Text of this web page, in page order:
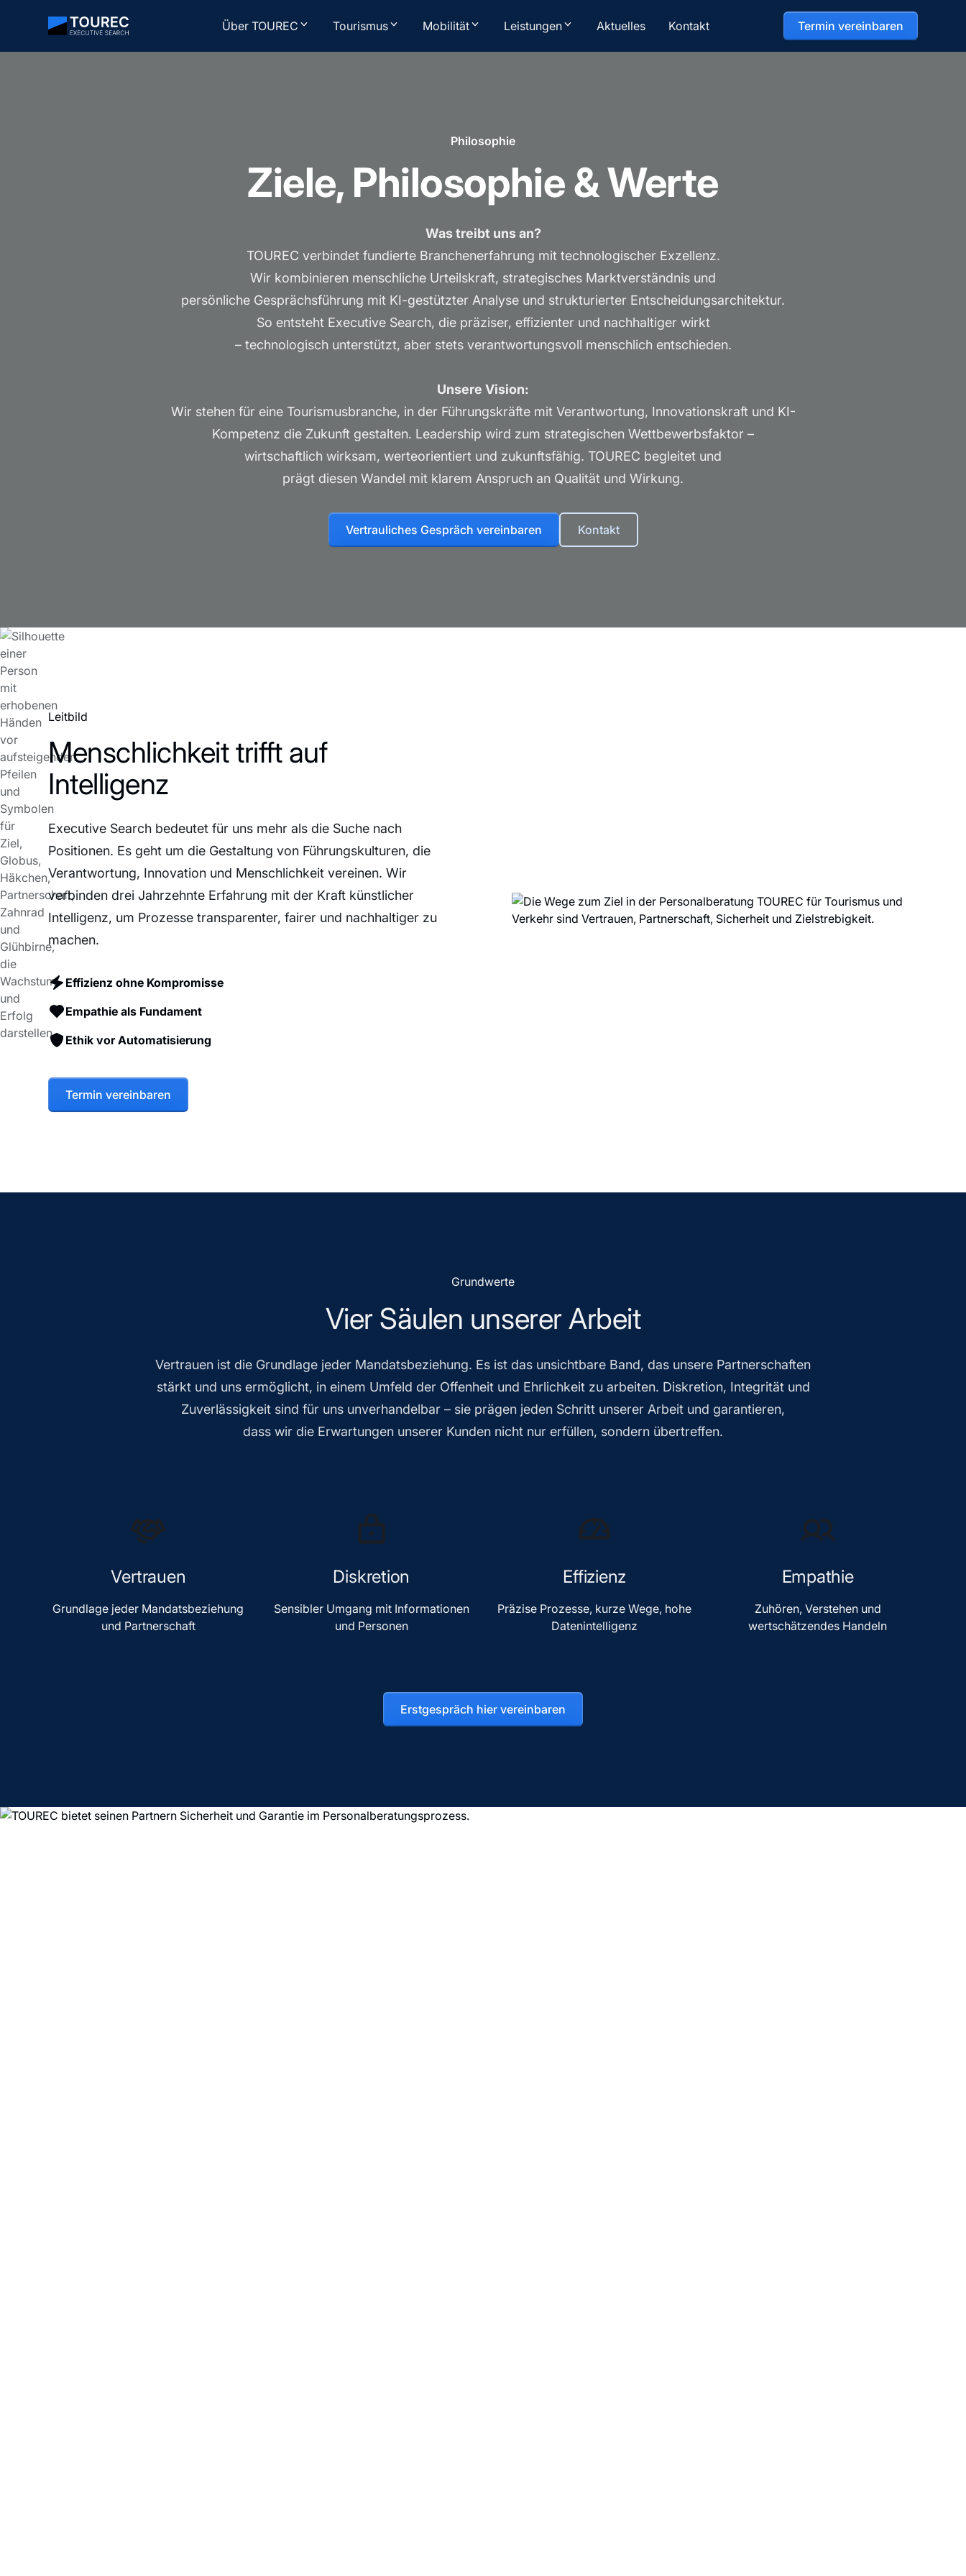
Über TOUREC Tourismus Mobilität Leistungen Aktuelles Kontakt Termin vereinbaren
Philosophie
Ziele, Philosophie & Werte
Was treibt uns an?
TOUREC verbindet fundierte Branchenerfahrung mit technologischer Exzellenz.
Wir kombinieren menschliche Urteilskraft, strategisches Marktverständnis und
persönliche Gesprächsführung mit KI-gestützter Analyse und strukturierter Entscheidungsarchitektur.
So entsteht Executive Search, die präziser, effizienter und nachhaltiger wirkt
– technologisch unterstützt, aber stets verantwortungsvoll menschlich entschieden.
Unsere Vision:
Wir stehen für eine Tourismusbranche, in der Führungskräfte mit Verantwortung, Innovationskraft und KI-
Kompetenz die Zukunft gestalten. Leadership wird zum strategischen Wettbewerbsfaktor –
wirtschaftlich wirksam, werteorientiert und zukunftsfähig. TOUREC begleitet und
prägt diesen Wandel mit klarem Anspruch an Qualität und Wirkung.
Vertrauliches Gespräch vereinbaren Kontakt
Leitbild
Menschlichkeit trifft auf
Intelligenz
Executive Search bedeutet für uns mehr als die Suche nach
Positionen. Es geht um die Gestaltung von Führungskulturen, die
Verantwortung, Innovation und Menschlichkeit vereinen. Wir
verbinden drei Jahrzehnte Erfahrung mit der Kraft künstlicher
Intelligenz, um Prozesse transparenter, fairer und nachhaltiger zu
machen.
Effizienz ohne Kompromisse
Empathie als Fundament
Ethik vor Automatisierung
Termin vereinbaren
Grundwerte
Vier Säulen unserer Arbeit
Vertrauen ist die Grundlage jeder Mandatsbeziehung. Es ist das unsichtbare Band, das unsere Partnerschaften
stärkt und uns ermöglicht, in einem Umfeld der Offenheit und Ehrlichkeit zu arbeiten. Diskretion, Integrität und
Zuverlässigkeit sind für uns unverhandelbar – sie prägen jeden Schritt unserer Arbeit und garantieren,
dass wir die Erwartungen unserer Kunden nicht nur erfüllen, sondern übertreffen.
Vertrauen
Grundlage jeder Mandatsbeziehung
und Partnerschaft
Diskretion
Sensibler Umgang mit Informationen
und Personen
Effizienz
Präzise Prozesse, kurze Wege, hohe
Datenintelligenz
Empathie
Zuhören, Verstehen und
wertschätzendes Handeln
Erstgespräch hier vereinbaren